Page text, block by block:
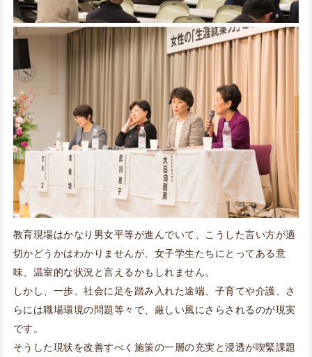
教育現場はかなり男女平等が進んでいて、こうした言い方が適
切かどうかはわかりませんが、女子学生たちにとってある意
味、温室的な状況と言えるかもしれません。
しかし、一歩、社会に足を踏み入れた途端、子育てや介護、さ
らには職場環境の問題等々で、厳しい風にさらされるのが現実
です。
そうした現状を改善すべく施策の一層の充実と浸透が喫緊課題